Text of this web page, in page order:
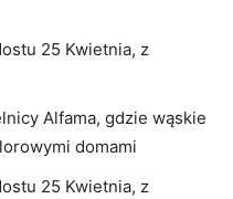
25 Kwietnia, z
Alfama, gdzie wąskie
domami
25 Kwietnia, z